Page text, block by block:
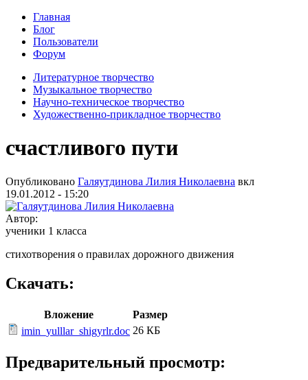
Главная
Блог
Пользователи
Форум
Литературное творчество
Музыкальное творчество
Научно-техническое творчество
Художественно-прикладное творчество
счастливого пути
Опубликовано Галяутдинова Лилия Николаевна вкл
19.01.2012 - 15:20
Автор:
ученики 1 класса
стихотворения о правилах дорожного движения
Скачать:
Вложение
Размер
imin_yulllar_shigyrlr.doc 26 КБ
Предварительный просмотр: